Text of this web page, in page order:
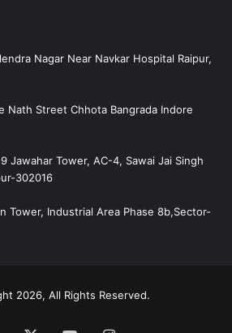
Nagar Near Navkar Hospital Raipur,
Nath Street Chhota Bangrada Indore
Jawahar Tower, AC-4, Sawai Jai Singh
302016
Tower, Industrial Area Phase 8b,Sector-
2026, All Rights Reserved.